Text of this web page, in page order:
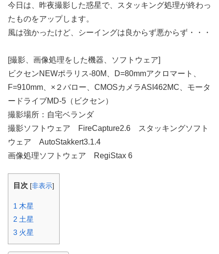
今日は、昨夜撮影した惑星で、スタッキング処理が終わっ
たものをアップします。
風は強かったけど、シーイングは良からず悪からず・・・
[撮影、画像処理をした機器、ソフトウェア]
ビクセンNEWポラリス-80M、D=80mmアクロマート、
F=910mm、×２バロー、CMOSカメラASI462MC、モータ
ードライブMD-5（ビクセン）
撮影場所：自宅ベランダ
撮影ソフトウェア FireCapture2.6 スタッキングソフト
ウェア AutoStakkert3.1.4
画像処理ソフトウェア RegiStax 6
目次 [非表示]
1 木星
2 土星
3 火星